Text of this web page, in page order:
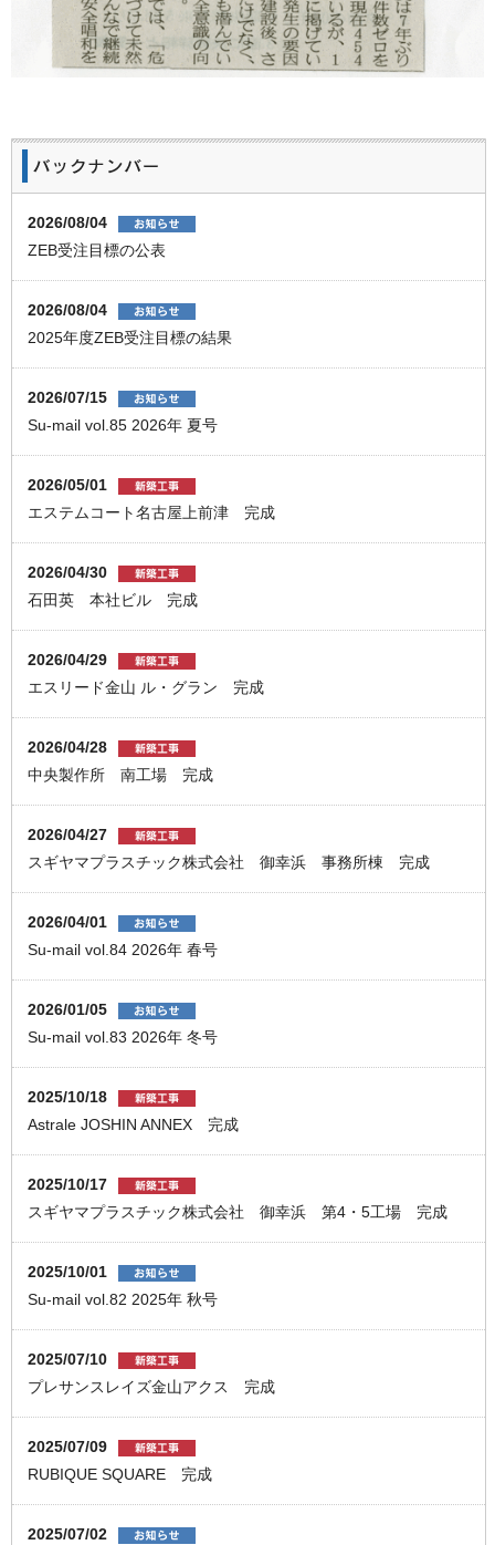
2026/08/04
ZEB受注目標の公表
2026/08/04
2025年度ZEB受注目標の結果
2026/07/15
Su-mail vol.85 2026年 夏号
2026/05/01
エステムコート名古屋上前津 完成
2026/04/30
石田英 本社ビル 完成
2026/04/29
エスリード金山 ル・グラン 完成
2026/04/28
中央製作所 南工場 完成
2026/04/27
スギヤマプラスチック株式会社 御幸浜 事務所棟 完成
2026/04/01
Su-mail vol.84 2026年 春号
2026/01/05
Su-mail vol.83 2026年 冬号
2025/10/18
Astrale JOSHIN ANNEX 完成
2025/10/17
スギヤマプラスチック株式会社 御幸浜 第4・5工場 完成
2025/10/01
Su-mail vol.82 2025年 秋号
2025/07/10
プレサンスレイズ金山アクス 完成
2025/07/09
RUBIQUE SQUARE 完成
2025/07/02